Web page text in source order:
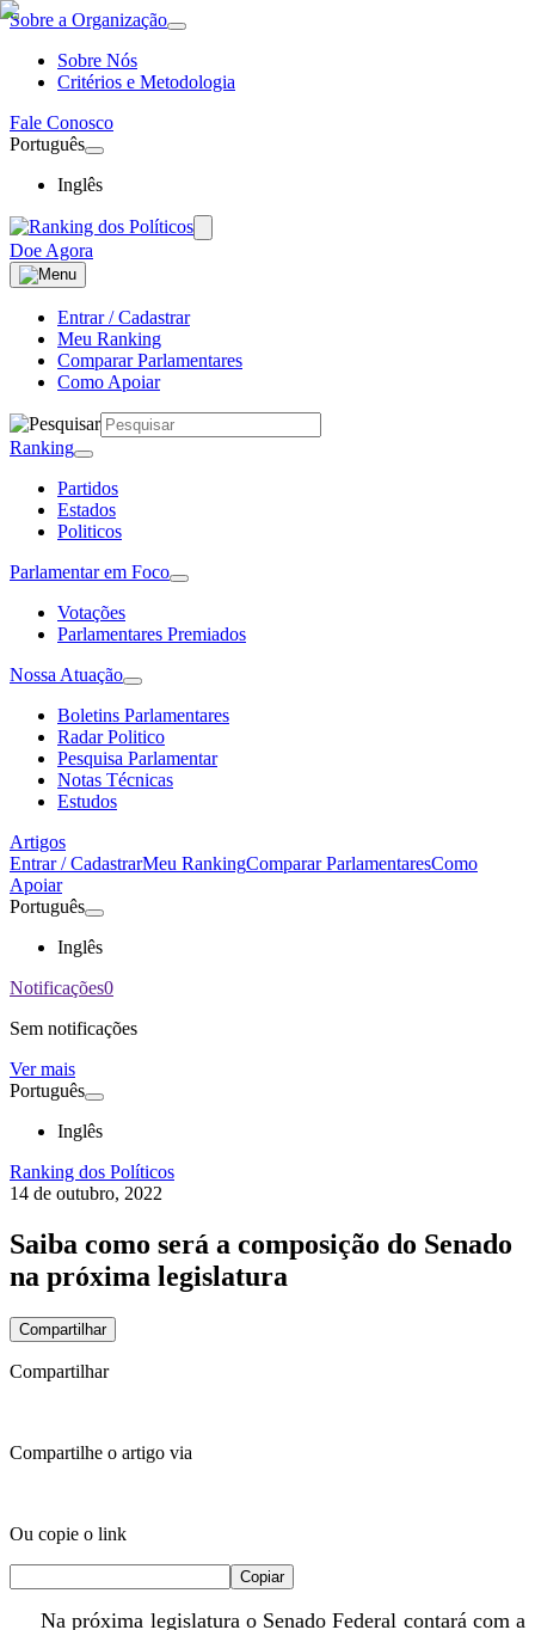
Sobre a Organização
Sobre Nós
Critérios e Metodologia
Fale Conosco
Português
Inglês
Doe Agora
Entrar / Cadastrar
Meu Ranking
Comparar Parlamentares
Como Apoiar
Ranking
Partidos
Estados
Politicos
Parlamentar em Foco
Votações
Parlamentares Premiados
Nossa Atuação
Boletins Parlamentares
Radar Politico
Pesquisa Parlamentar
Notas Técnicas
Estudos
Artigos
Entrar / CadastrarMeu RankingComparar ParlamentaresComo
Apoiar
Português
Inglês
Notificações0
Sem notificações
Ver mais
Português
Inglês
Ranking dos Políticos
14 de outubro, 2022
Saiba como será a composição do Senado
na próxima legislatura
Compartilhar
Compartilhar
Compartilhe o artigo via
Ou copie o link
Copiar
Na próxima legislatura o Senado Federal contará com a